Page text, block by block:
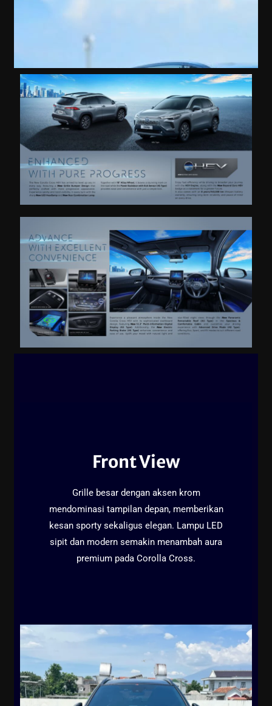
Front View
Grille besar dengan aksen krom
mendominasi tampilan depan, memberikan
kesan sporty sekaligus elegan. Lampu LED
sipit dan modern semakin menambah aura
premium pada Corolla Cross.